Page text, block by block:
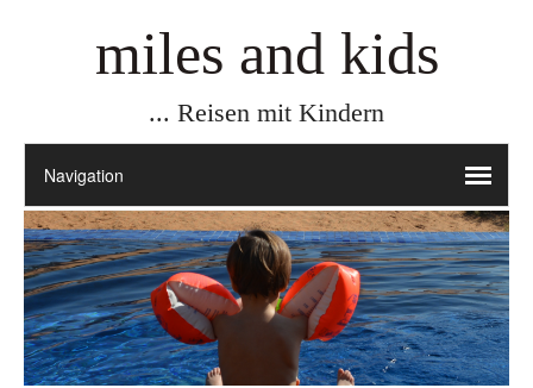
miles and kids
... Reisen mit Kindern